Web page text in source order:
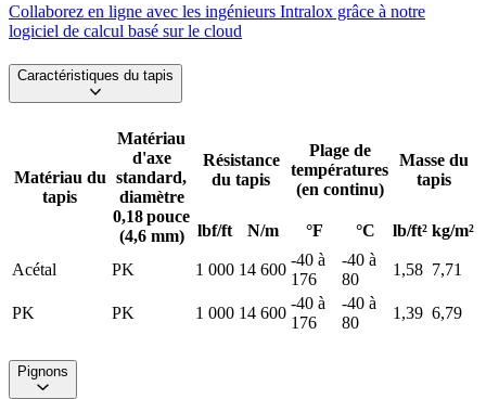
Collaborez en ligne avec les ingénieurs Intralox grâce à notre
logiciel de calcul basé sur le cloud
Caractéristiques du tapis
Matériau du
tapis
Matériau
d'axe
standard,
diamètre
0,18 pouce
(4,6 mm)
Résistance
du tapis
Plage de
températures
(en continu)
Masse du
tapis
lbf/ft N/m °F °C lb/ft² kg/m²
Acétal PK 1 000 14 600
-40 à
176
-40 à
80
1,58 7,71
PK PK 1 000 14 600
-40 à
176
-40 à
80
1,39 6,79
Pignons